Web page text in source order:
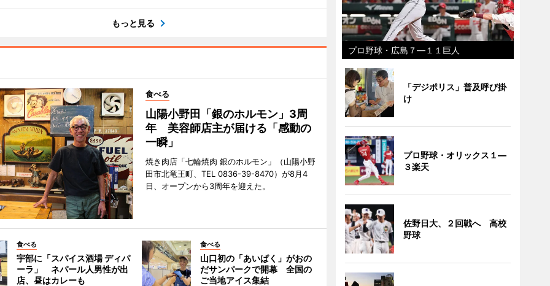
もっと見る
食べる
山陽小野田「銀のホルモン」3周
年 美容師店主が届ける「感動の
一瞬」
焼き肉店「七輪焼肉 銀のホルモン」（山陽小野
田市北竜王町、TEL 0836-39-8470）が8月4
日、オープンから3周年を迎えた。
食べる
宇部に「スパイス酒場 ディパ
ーラ」 ネパール人男性が出
店、昼はカレーも
食べる
山口初の「あいぱく」がおの
だサンパークで開幕 全国の
ご当地アイス集結
プロ野球・広島７―１１巨人
「デジポリス」普及呼び掛
け
プロ野球・オリックス１―
３楽天
佐野日大、２回戦へ 高校
野球